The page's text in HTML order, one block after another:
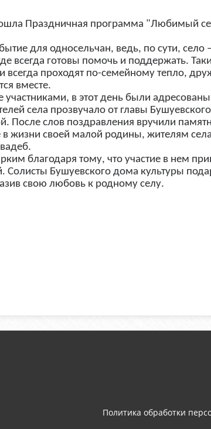
Праздничная программа "Любимый
для односельчан, ведь, по сути, село
всегда готовы помочь и поддержать.
проходят по-семейному тепло,
вместе.
в этот день были адресованы
села прозвучало от главы Бушуевского
После слов поздравления вручили
в жизни своей малой родины, жителям
благодаря тому, что участие в нем
Бушуевского дома культуры
свою любовь к родному селу.
Политика обработки